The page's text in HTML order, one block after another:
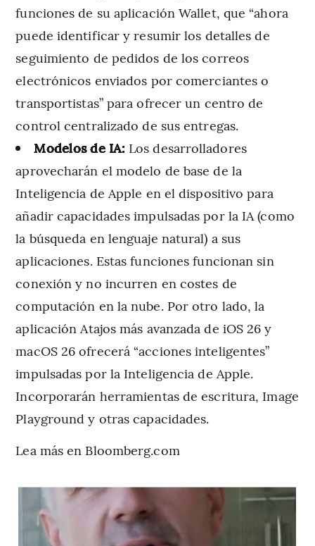
funciones de su aplicación Wallet, que “ahora
puede identificar y resumir los detalles de
seguimiento de pedidos de los correos
electrónicos enviados por comerciantes o
transportistas” para ofrecer un centro de
control centralizado de sus entregas.
Modelos de IA: Los desarrolladores
aprovecharán el modelo de base de la
Inteligencia de Apple en el dispositivo para
añadir capacidades impulsadas por la IA (como
la búsqueda en lenguaje natural) a sus
aplicaciones. Estas funciones funcionan sin
conexión y no incurren en costes de
computación en la nube. Por otro lado, la
aplicación Atajos más avanzada de iOS 26 y
macOS 26 ofrecerá “acciones inteligentes”
impulsadas por la Inteligencia de Apple.
Incorporarán herramientas de escritura, Image
Playground y otras capacidades.
Lea más en Bloomberg.com